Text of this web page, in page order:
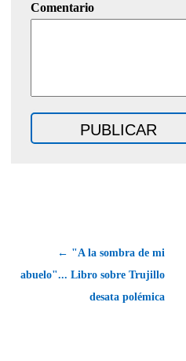
Comentario
← "A la sombra de mi
abuelo"... Libro sobre Trujillo
desata polémica